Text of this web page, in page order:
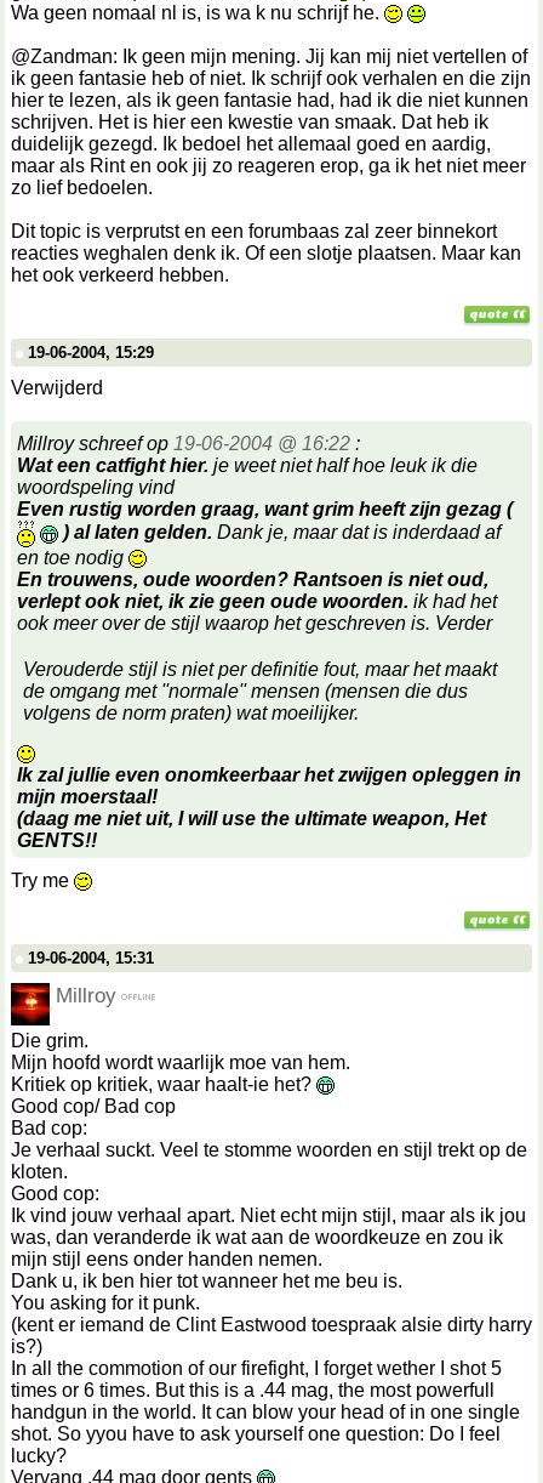
Wa geen nomaal nl is, is wa k nu schrijf he.
@Zandman: Ik geen mijn mening. Jij kan mij niet vertellen of
ik geen fantasie heb of niet. Ik schrijf ook verhalen en die zijn
hier te lezen, als ik geen fantasie had, had ik die niet kunnen
schrijven. Het is hier een kwestie van smaak. Dat heb ik
duidelijk gezegd. Ik bedoel het allemaal goed en aardig,
maar als Rint en ook jij zo reageren erop, ga ik het niet meer
zo lief bedoelen.
Dit topic is verprutst en een forumbaas zal zeer binnekort
reacties weghalen denk ik. Of een slotje plaatsen. Maar kan
het ook verkeerd hebben.
19-06-2004, 15:29
Verwijderd
Millroy schreef op 19-06-2004 @ 16:22 :
Wat een catfight hier. je weet niet half hoe leuk ik die
woordspeling vind
Even rustig worden graag, want grim heeft zijn gezag (
) al laten gelden. Dank je, maar dat is inderdaad af
en toe nodig
En trouwens, oude woorden? Rantsoen is niet oud,
verlept ook niet, ik zie geen oude woorden. ik had het
ook meer over de stijl waarop het geschreven is. Verder
Verouderde stijl is niet per definitie fout, maar het maakt
de omgang met ''normale'' mensen (mensen die dus
volgens de norm praten) wat moeilijker.
Ik zal jullie even onomkeerbaar het zwijgen opleggen in
mijn moerstaal!
(daag me niet uit, I will use the ultimate weapon, Het
GENTS!!
Try me
19-06-2004, 15:31
Millroy
Die grim.
Mijn hoofd wordt waarlijk moe van hem.
Kritiek op kritiek, waar haalt-ie het?
Good cop/ Bad cop
Bad cop:
Je verhaal suckt. Veel te stomme woorden en stijl trekt op de
kloten.
Good cop:
Ik vind jouw verhaal apart. Niet echt mijn stijl, maar als ik jou
was, dan veranderde ik wat aan de woordkeuze en zou ik
mijn stijl eens onder handen nemen.
Dank u, ik ben hier tot wanneer het me beu is.
You asking for it punk.
(kent er iemand de Clint Eastwood toespraak alsie dirty harry
is?)
In all the commotion of our firefight, I forget wether I shot 5
times or 6 times. But this is a .44 mag, the most powerfull
handgun in the world. It can blow your head of in one single
shot. So yyou have to ask yourself one question: Do I feel
lucky?
Vervang .44 mag door gents